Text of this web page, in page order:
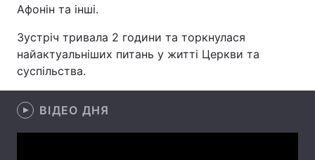
Економіка Світ
Техно і зв'язок
Афонін та інші.
Зустріч тривала 2 години та торкнулася
найактуальніших питань у житті Церкви та
суспільства.
ВІДЕО ДНЯ